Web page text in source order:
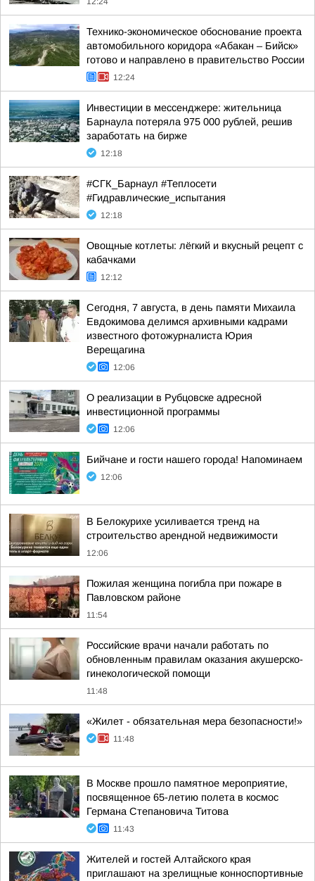
Технико-экономическое обоснование проекта
автомобильного коридора «Абакан – Бийск»
готово и направлено в правительство России
12:24
Инвестиции в мессенджере: жительница
Барнаула потеряла 975 000 рублей, решив
заработать на бирже
12:18
#СГК_Барнаул #Теплосети
#Гидравлические_испытания
12:18
Овощные котлеты: лёгкий и вкусный рецепт с
кабачками
12:12
Сегодня, 7 августа, в день памяти Михаила
Евдокимова делимся архивными кадрами
известного фотожурналиста Юрия
Верещагина
12:06
О реализации в Рубцовске адресной
инвестиционной программы
12:06
Бийчане и гости нашего города! Напоминаем
12:06
В Белокурихе усиливается тренд на
строительство арендной недвижимости
12:06
Пожилая женщина погибла при пожаре в
Павловском районе
11:54
Российские врачи начали работать по
обновленным правилам оказания акушерско-
гинекологической помощи
11:48
«Жилет - обязательная мера безопасности!»
11:48
В Москве прошло памятное мероприятие,
посвященное 65-летию полета в космос
Германа Степановича Титова
11:43
Жителей и гостей Алтайского края
приглашают на зрелищные конноспортивные